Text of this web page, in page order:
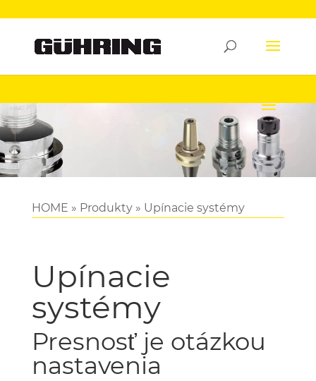
HOME » Produkty» Upínacie systémy
Upínacie
systémy
Presnosť je otázkou
nastavenia